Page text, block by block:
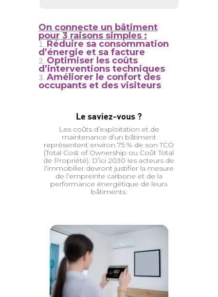
On connecte un bâtiment
pour 3 raisons simples :
Réduire sa consommation
d’énergie et sa facture
Optimiser les coûts
d’interventions techniques
Améliorer le confort des
occupants et des visiteurs
Le saviez-vous ?
Les coûts d’exploitation et de
maintenance d’un bâtiment
représentent environ 75 % de son TCO
(Total Cost of Ownership ou Coût Total
de Propriété). D’ici 2030 les acteurs de
l’immobilier devront justifier la mesure
de l’empreinte carbone et de la
performance énergétique de leurs
bâtiments.